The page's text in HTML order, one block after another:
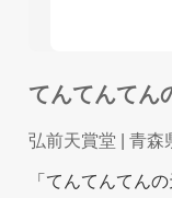
てんてんてん
弘前天賞堂 | 青森
「てんてんてん